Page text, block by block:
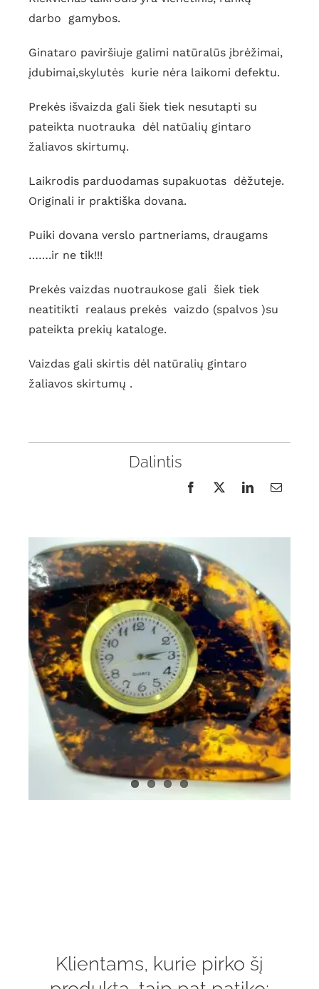
darbo gamybos.
Ginataro paviršiuje galimi natūralūs įbrėžimai,
įdubimai,skylutės kurie nėra laikomi defektu.
Prekės išvaizda gali šiek tiek nesutapti su
pateikta nuotrauka dėl natūalių gintaro
žaliavos skirtumų.
Laikrodis parduodamas supakuotas dėžuteje.
Originali ir praktiška dovana.
Puiki dovana verslo partneriams, draugams
…….ir ne tik!!!
Prekės vaizdas nuotraukose gali šiek tiek
neatitikti realaus prekės vaizdo (spalvos )su
pateikta prekių kataloge.
Vaizdas gali skirtis dėl natūralių gintaro
žaliavos skirtumų .
Dalintis
Klientams, kurie pirko šį